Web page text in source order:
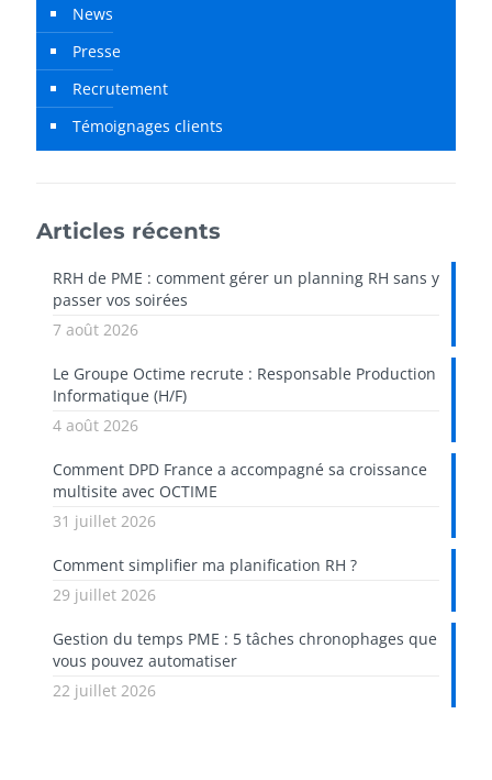
News
Presse
Recrutement
Témoignages clients
Articles récents
RRH de PME : comment gérer un planning RH sans y
passer vos soirées
7 août 2026
Le Groupe Octime recrute : Responsable Production
Informatique (H/F)
4 août 2026
Comment DPD France a accompagné sa croissance
multisite avec OCTIME
31 juillet 2026
Comment simplifier ma planification RH ?
29 juillet 2026
Gestion du temps PME : 5 tâches chronophages que
vous pouvez automatiser
22 juillet 2026